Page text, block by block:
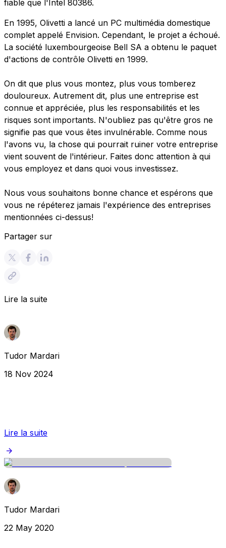
fiable que l'Intel 80386.
En 1995, Olivetti a lancé un PC multimédia domestique
complet appelé Envision. Cependant, le projet a échoué.
La société luxembourgeoise Bell SA a obtenu le paquet
d'actions de contrôle Olivetti en 1999.
On dit que plus vous montez, plus vous tomberez
douloureux. Autrement dit, plus une entreprise est
connue et appréciée, plus les responsabilités et les
risques sont importants. N'oubliez pas qu'être gros ne
signifie pas que vous êtes invulnérable. Comme nous
l'avons vu, la chose qui pourrait ruiner votre entreprise
vient souvent de l'intérieur. Faites donc attention à qui
vous employez et dans quoi vous investissez.
Nous vous souhaitons bonne chance et espérons que
vous ne répéterez jamais l'expérience des entreprises
mentionnées ci-dessus!
Partager sur
Lire la suite
Tudor Mardari
18 Nov 2024
Lire la suite
Tudor Mardari
22 May 2020